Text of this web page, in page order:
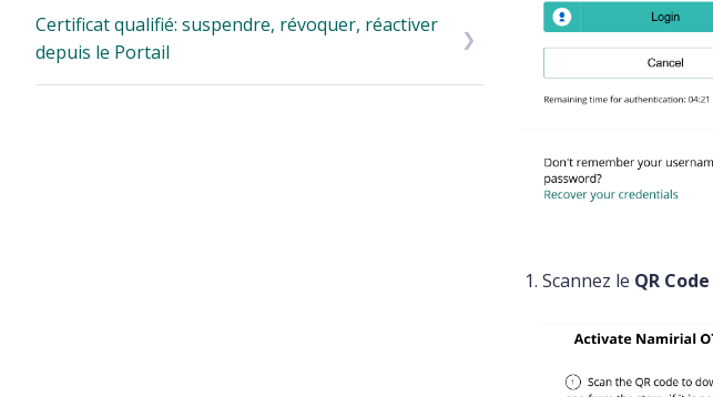
Certificat qualifié: suspendre, révoquer, réactiver
depuis le Portail
Scannez le QR Code